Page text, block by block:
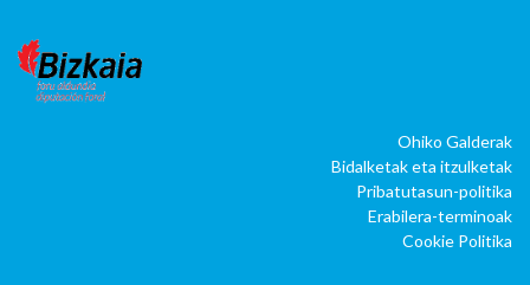
Ohiko Galderak
Bidalketak eta itzulketak
Pribatutasun-politika
Erabilera-terminoak
Cookie Politika